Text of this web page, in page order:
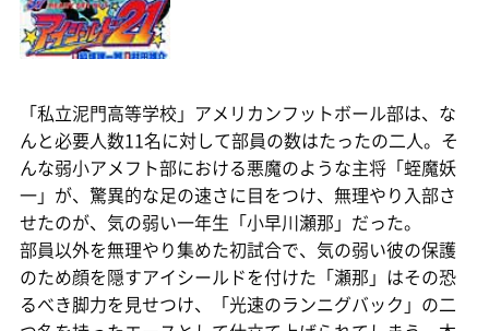
「私立泥門高等学校」アメリカンフットボール部は、な
んと必要人数11名に対して部員の数はたったの二人。そ
んな弱小アメフト部における悪魔のような主将「蛭魔妖
一」が、驚異的な足の速さに目をつけ、無理やり入部さ
せたのが、気の弱い一年生「小早川瀬那」だった。
部員以外を無理やり集めた初試合で、気の弱い彼の保護
のため顔を隠すアイシールドを付けた「瀬那」はその恐
るべき脚力を見せつけ、「光速のランニグバック」の二